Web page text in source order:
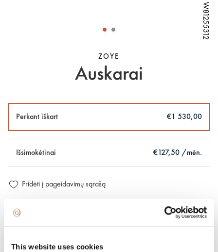
This website uses cookies
W81255312
W81255312
W81255312
W81255312
ZOYE
Auskarai
Perkant iškart €1 530,00
Išsimokėtinai €127,50 /mėn.
Pridėti į pageidavimų sąrašą